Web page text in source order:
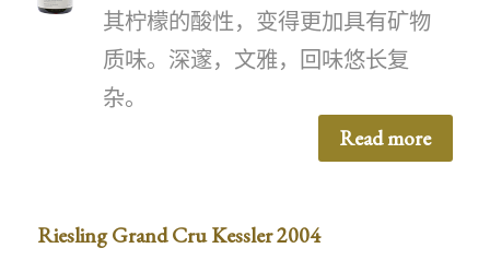
其柠檬的酸性，变得更加具有矿物
质味。深邃，文雅，回味悠长复
杂。
Read more
Riesling Grand Cru Kessler 2004